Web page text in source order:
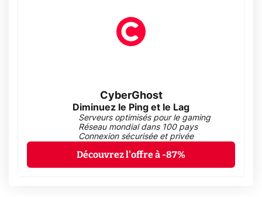
CyberGhost
Diminuez le Ping et le Lag
Serveurs optimisés pour le gaming
Réseau mondial dans 100 pays
Connexion sécurisée et privée
Découvrez l'offre à -87%